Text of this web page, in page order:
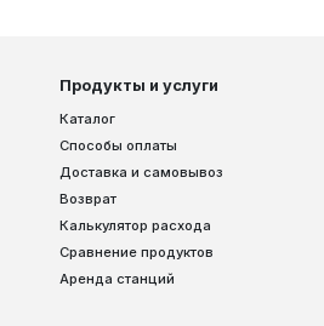
Продукты и услуги
Каталог
Способы оплаты
Доставка и самовывоз
Возврат
Калькулятор расхода
Сравнение продуктов
Аренда станций